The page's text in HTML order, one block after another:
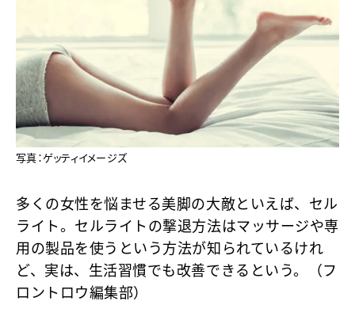
写真：ゲッティイメージズ
多くの女性を悩ませる美脚の大敵といえば、セル
ライト。セルライトの撃退方法はマッサージや専
用の製品を使うという方法が知られているけれ
ど、実は、生活習慣でも改善できるという。（フ
ロントロウ編集部）